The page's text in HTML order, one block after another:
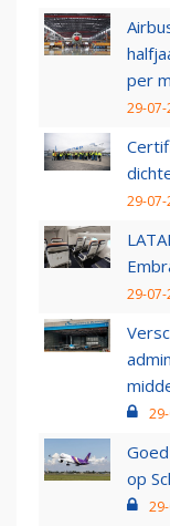
per
29-
29-
29-
op